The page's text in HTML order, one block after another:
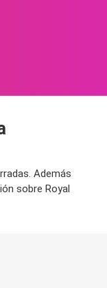
Además
sobre Royal